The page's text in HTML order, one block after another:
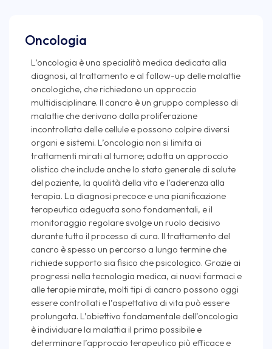
Oncologia
L’oncologia è una specialità medica dedicata alla
diagnosi, al trattamento e al follow-up delle malattie
oncologiche, che richiedono un approccio
multidisciplinare. Il cancro è un gruppo complesso di
malattie che derivano dalla proliferazione
incontrollata delle cellule e possono colpire diversi
organi e sistemi. L’oncologia non si limita ai
trattamenti mirati al tumore; adotta un approccio
olistico che include anche lo stato generale di salute
del paziente, la qualità della vita e l’aderenza alla
terapia. La diagnosi precoce e una pianificazione
terapeutica adeguata sono fondamentali, e il
monitoraggio regolare svolge un ruolo decisivo
durante tutto il processo di cura. Il trattamento del
cancro è spesso un percorso a lungo termine che
richiede supporto sia fisico che psicologico. Grazie ai
progressi nella tecnologia medica, ai nuovi farmaci e
alle terapie mirate, molti tipi di cancro possono oggi
essere controllati e l’aspettativa di vita può essere
prolungata. L’obiettivo fondamentale dell’oncologia
è individuare la malattia il prima possibile e
determinare l’approccio terapeutico più efficace e